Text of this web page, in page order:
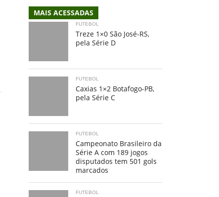
MAIS ACESSADAS
FUTEBOL
Treze 1×0 São José-RS,
pela Série D
FUTEBOL
Caxias 1×2 Botafogo-PB,
pela Série C
FUTEBOL
Campeonato Brasileiro da
Série A com 189 jogos
disputados tem 501 gols
marcados
FUTEBOL